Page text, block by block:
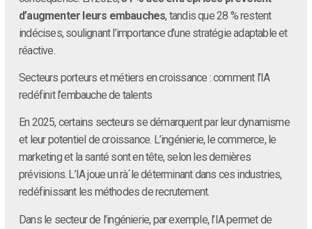
d’augmenter leurs embauches, tandis que 28 % restent
indécises, soulignant l’importance d’une stratégie adaptable et
réactive.
Secteurs porteurs et métiers en croissance : comment l’IA
redéfinit l’embauche de talents
En 2025, certains secteurs se démarquent par leur dynamisme
et leur potentiel de croissance. L’ingénierie, le commerce, le
marketing et la santé sont en tête, selon les dernières
prévisions. L’IA joue un rà´le déterminant dans ces industries,
redéfinissant les méthodes de recrutement.
Dans le secteur de l’ingénierie, par exemple, l’IA permet de